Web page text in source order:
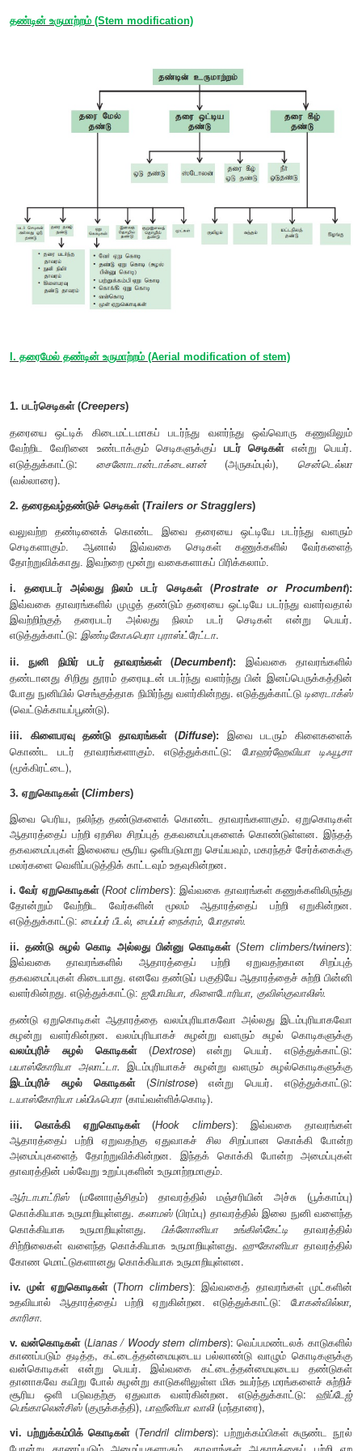
இனப்பெருக்கத்திற்கு (Vegetative reproduction
தண்டின் வகைகள் (Types of stem)
பெரும்பாலான பூக்கும் தாவரங்கள் நிமிர்ந்து நேர் அச்சில்
கிளையற்ற மற்றும் (iv) குழல் தண்டு
வகைப்படுத்தப்படுகின்றன.
i. கூம்பு வடிவ மரங்கள் (Excurrent
இவ்வகை மரங்கள் தொடர்ந்து வளரும் மைய அச்சினையும்,
லான்ஜிஃபோலியம்(பாலியால்தியா லான்ஜிஃபோலியா-
ii. கிளை பரவியவை (Decurrent
இவ்வகை மரங்களில் பக்கக்கிளைகள் மைய அச்சைக்
வளர்ச்சியைக் கொண்டவை. இதனால் மரத்தின் வடிவம்
வட்டமாகவோ காணப்படும். எடுத்துக்காட்டு:
iii. கிளையற்றவை (Caudex)
இவை கிளைகளற்ற, பருத்த, உருண்ட, தண்டில்
தழும்புகளைக் கொண்ட மரங்களாகும்.
நியுசிஃபெரா(தென்னை).
iv. குழல் தண்டு (Culm)
கணுவிடைப் பகுதிகளையும் கொண்ட தண்டினைக் குழல்
எடுத்துக்காட்டு : மூங்கில் உட்பட பெரும்பாலான புல் வகைகள்.
தண்டின் உருமாற்றம்(Stem modification)
I. தரைமேல் தண்டின் உருமாற்றம்(Aerial modification of stem)
1. படர்செடிகள் (Creepers
தரையை ஒட்டிக் கிடைமட்டமாகப் படர்ந்து வளர்ந்து
வேற்றிட வேரினை உண்டாக்கும் செடிகளுக்குப்படர் செடிகள்
எடுத்துக்காட்டு: சைனோடான்டாக்டைலான்
(வல்லாரை).
2. தரைதவழ்தண்டுச் செடிகள் (Trailers or Stragglers)
வலுவற்ற தண்டினைக் கொண்ட இவை தரையை ஒட்டியே
செடிகளாகும். ஆனால் இவ்வகை செடிகள்
தோற்றுவிக்காது. இவற்றை மூன்று வகைகளாகப் பிரிக்கலாம்.